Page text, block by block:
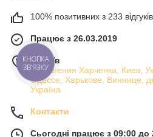
100% позитивних з 233
Працює з 26.03.2019
м. Київ
ул. Евгения Харченка, Киев,
Одессе, Харькове, Виннице,
Україна
Контакти
Сьогодні працює з 09:00 до
КНОПКА
ЗВ'ЯЗКУ